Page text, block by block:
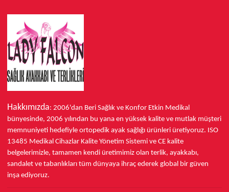
Dikişsiz İç Yapı:
bölgesine sürtünmeyi ve tahrişi önlemek amacıyla
minimum dikiş
edilmiştir. Bu sayede hassas ciltler için bile maksimum
konfor sağlanır.
Sabitleyici Topuk Desteği:
destekleyici yapı, ayağın ayakkabı içinde sabit
bunyon üzerindeki baskıyı azaltır.
Bunyon (Hallux Valgus)
Hastalığı İçin Neden Önemli?
Hakkımızda: 2006'dan Beri Sağlık ve Konfor Etkin Medikal
bünyesinde, 2006 yılından bu yana en yüksek kalite ve mutlak müşteri
memnuniyeti hedefiyle ortopedik ayak sağlığı ürünleri üretiyoruz. ISO
13485 Medikal Cihazlar Kalite Yönetim Sistemi ve CE kalite
belgelerimizle, tamamen kendi üretimimiz olan terlik, ayakkabı,
sandalet ve tabanlıkları tüm dünyaya ihraç ederek global bir güven
inşa ediyoruz.